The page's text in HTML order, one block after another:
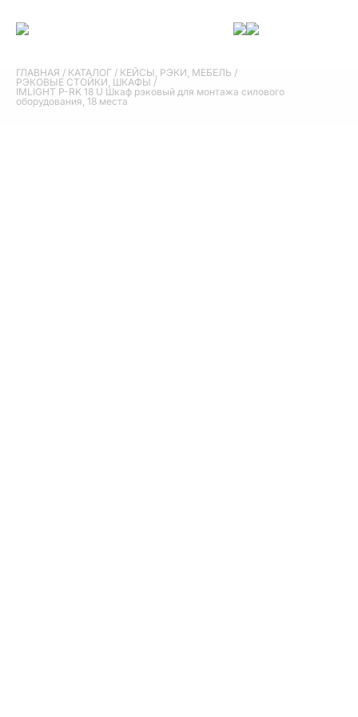
ГЛАВНАЯ / КАТАЛОГ / КЕЙСЫ, РЭКИ, МЕБЕЛЬ /
РЭКОВЫЕ СТОЙКИ, ШКАФЫ /
IMLIGHT P-RK 18 U Шкаф рэковый для монтажа силового
оборудования, 18 места